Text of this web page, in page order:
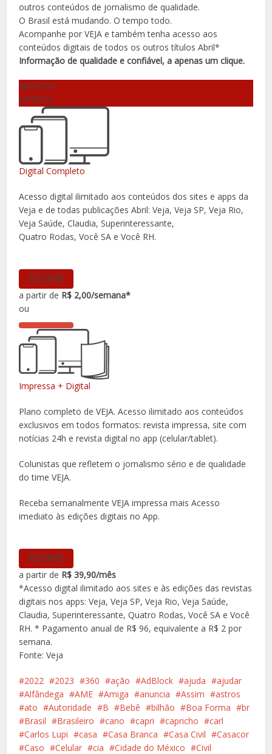
outros conteúdos de jornalismo de qualidade.
O Brasil está mudando. O tempo todo.
Acompanhe por VEJA e também tenha acesso aos
conteúdos digitais de todos os outros títulos Abril*
Informação de qualidade e confiável, a apenas um clique.
MELHOR
OFERTA
Digital Completo
Acesso digital ilimitado aos conteúdos dos sites e apps da
Veja e de todas publicações Abril: Veja, Veja SP, Veja Rio,
Veja Saúde, Claudia, Superinteressante,
Quatro Rodas, Você SA e Você RH.
ASSINE
a partir de R$ 2,00/semana*
ou
Impressa + Digital
Plano completo de VEJA. Acesso ilimitado aos conteúdos
exclusivos em todos formatos: revista impressa, site com
notícias 24h e revista digital no app (celular/tablet).
Colunistas que refletem o jornalismo sério e de qualidade
do time VEJA.
Receba semanalmente VEJA impressa mais Acesso
imediato às edições digitais no App.
ASSINE
a partir de R$ 39,90/mês
*Acesso digital ilimitado aos sites e às edições das revistas
digitais nos apps: Veja, Veja SP, Veja Rio, Veja Saúde,
Claudia, Superinteressante, Quatro Rodas, Você SA e Você
RH. * Pagamento anual de R$ 96, equivalente a R$ 2 por
semana.
Fonte: Veja
2022 2023 360 ação AdBlock ajuda
ajudar
Alfândega
AME Amiga anuncia Assim
astros
ato
Autoridade B Bebê bilhão Boa Forma
br
Brasil
Brasileiro cano capri capricho
carl
Carlos Lupi
casa Casa Branca Casa Civil
Casacor
Caso
Celular cia Cidade do México
Civil